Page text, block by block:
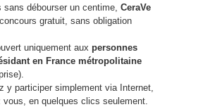
sans débourser un centime, CeraVe
gratuit, sans obligation
uniquement aux personnes
en France métropolitaine
y participer simplement via Internet,
vous, en quelques clics seulement.